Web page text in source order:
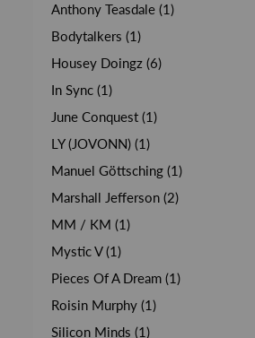
Anthony Teasdale (1)
Bodytalkers (1)
Housey Doingz (6)
In Sync (1)
June Conquest (1)
LY (JOVONN) (1)
Manuel Göttsching (1)
Marshall Jefferson (2)
MM / KM (1)
Mystic V (1)
Pieces Of A Dream (1)
Roisin Murphy (1)
Silicon Minds (1)